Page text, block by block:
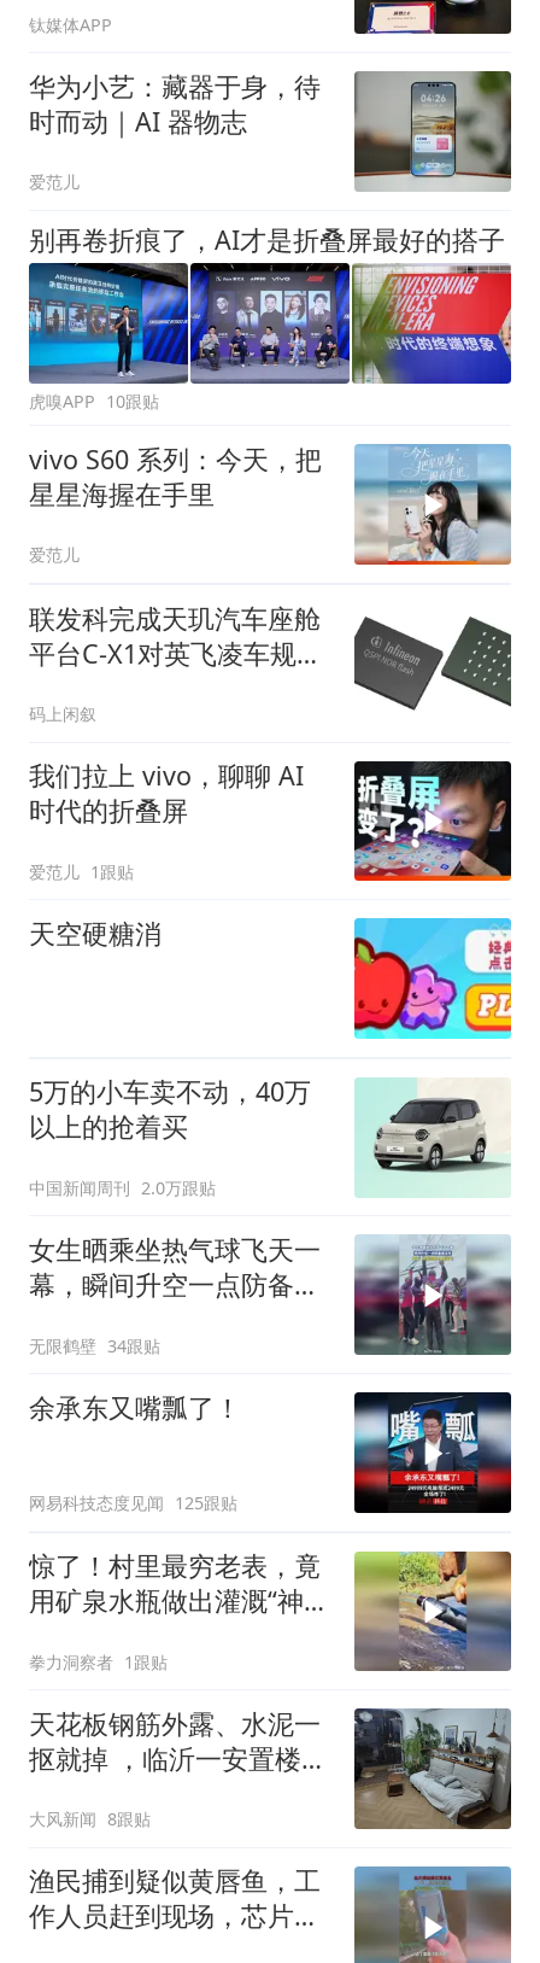
钛媒体APP
华为小艺：藏器于身，待
时而动｜AI 器物志
爱范儿
别再卷折痕了，AI才是折叠屏最好的搭子
虎嗅APP 10跟贴
vivo S60 系列：今天，把
星星海握在手里
爱范儿
联发科完成天玑汽车座舱
平台C-X1对英飞凌车规级
码上闲叙
我们拉上 vivo，聊聊 AI
时代的折叠屏
爱范儿 1跟贴
天空硬糖消
5万的小车卖不动，40万
以上的抢着买
中国新闻周刊 2.0万跟贴
女生晒乘坐热气球飞天一
幕，瞬间升空一点防备都
无限鹤壁 34跟贴
余承东又嘴瓢了！
网易科技态度见闻 125跟贴
惊了！村里最穷老表，竟
用矿泉水瓶做出灌溉“神
拳力洞察者 1跟贴
天花板钢筋外露、水泥一
抠就掉 ，临沂一安置楼交
患；楼体至今未加固，仍
有居民常住
大风新闻 8跟贴
渔民捕到疑似黄唇鱼，工
作人员赶到现场，芯片扫